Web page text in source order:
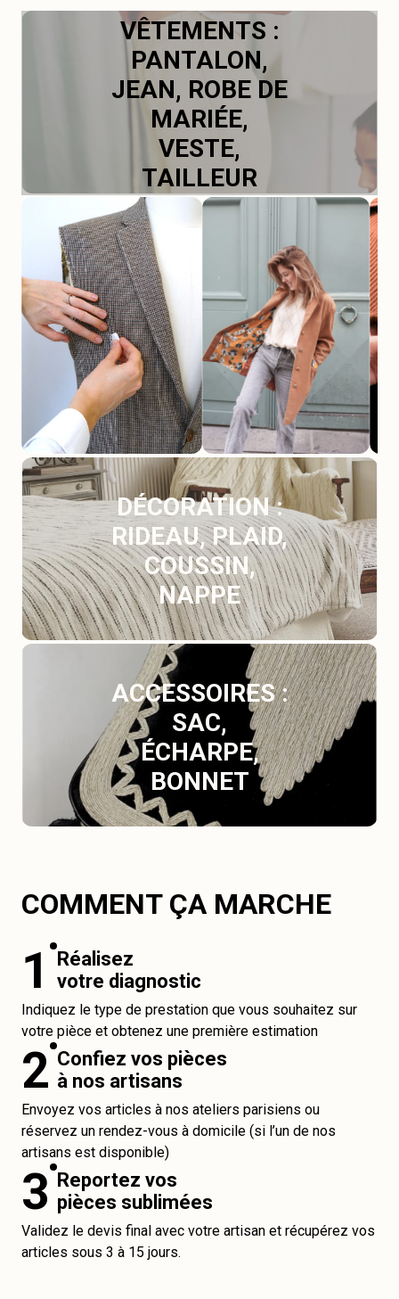
VÊTEMENTS :
PANTALON,
JEAN, ROBE DE
MARIÉE,
VESTE,
TAILLEUR
DÉCORATION :
RIDEAU, PLAID,
COUSSIN,
NAPPE
ACCESSOIRES :
SAC,
ÉCHARPE,
BONNET
COMMENT ÇA MARCHE
1
Réalisez
votre diagnostic
Indiquez le type de prestation que vous souhaitez sur
votre pièce et obtenez une première estimation
2 Confiez vos pièces
à nos artisans
Envoyez vos articles à nos ateliers parisiens ou
réservez un rendez-vous à domicile (si l’un de nos
artisans est disponible)
3 Reportez vos
pièces sublimées
Validez le devis final avec votre artisan et récupérez vos
articles sous 3 à 15 jours.